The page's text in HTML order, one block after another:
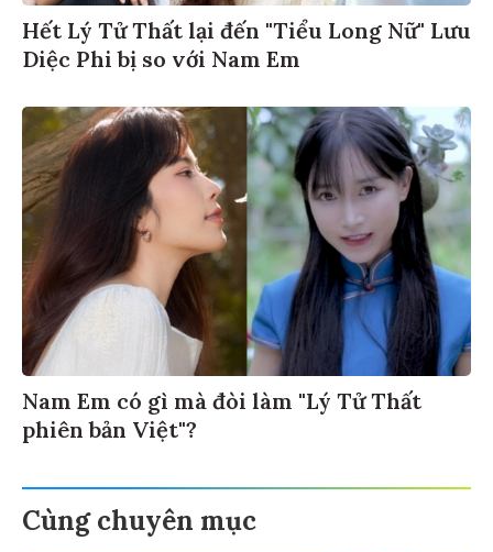
Hết Lý Tử Thất lại đến "Tiểu Long Nữ" Lưu
Diệc Phi bị so với Nam Em
Nam Em có gì mà đòi làm "Lý Tử Thất
phiên bản Việt"?
Cùng chuyên mục